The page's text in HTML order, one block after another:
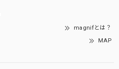
magnifとは？
MAP